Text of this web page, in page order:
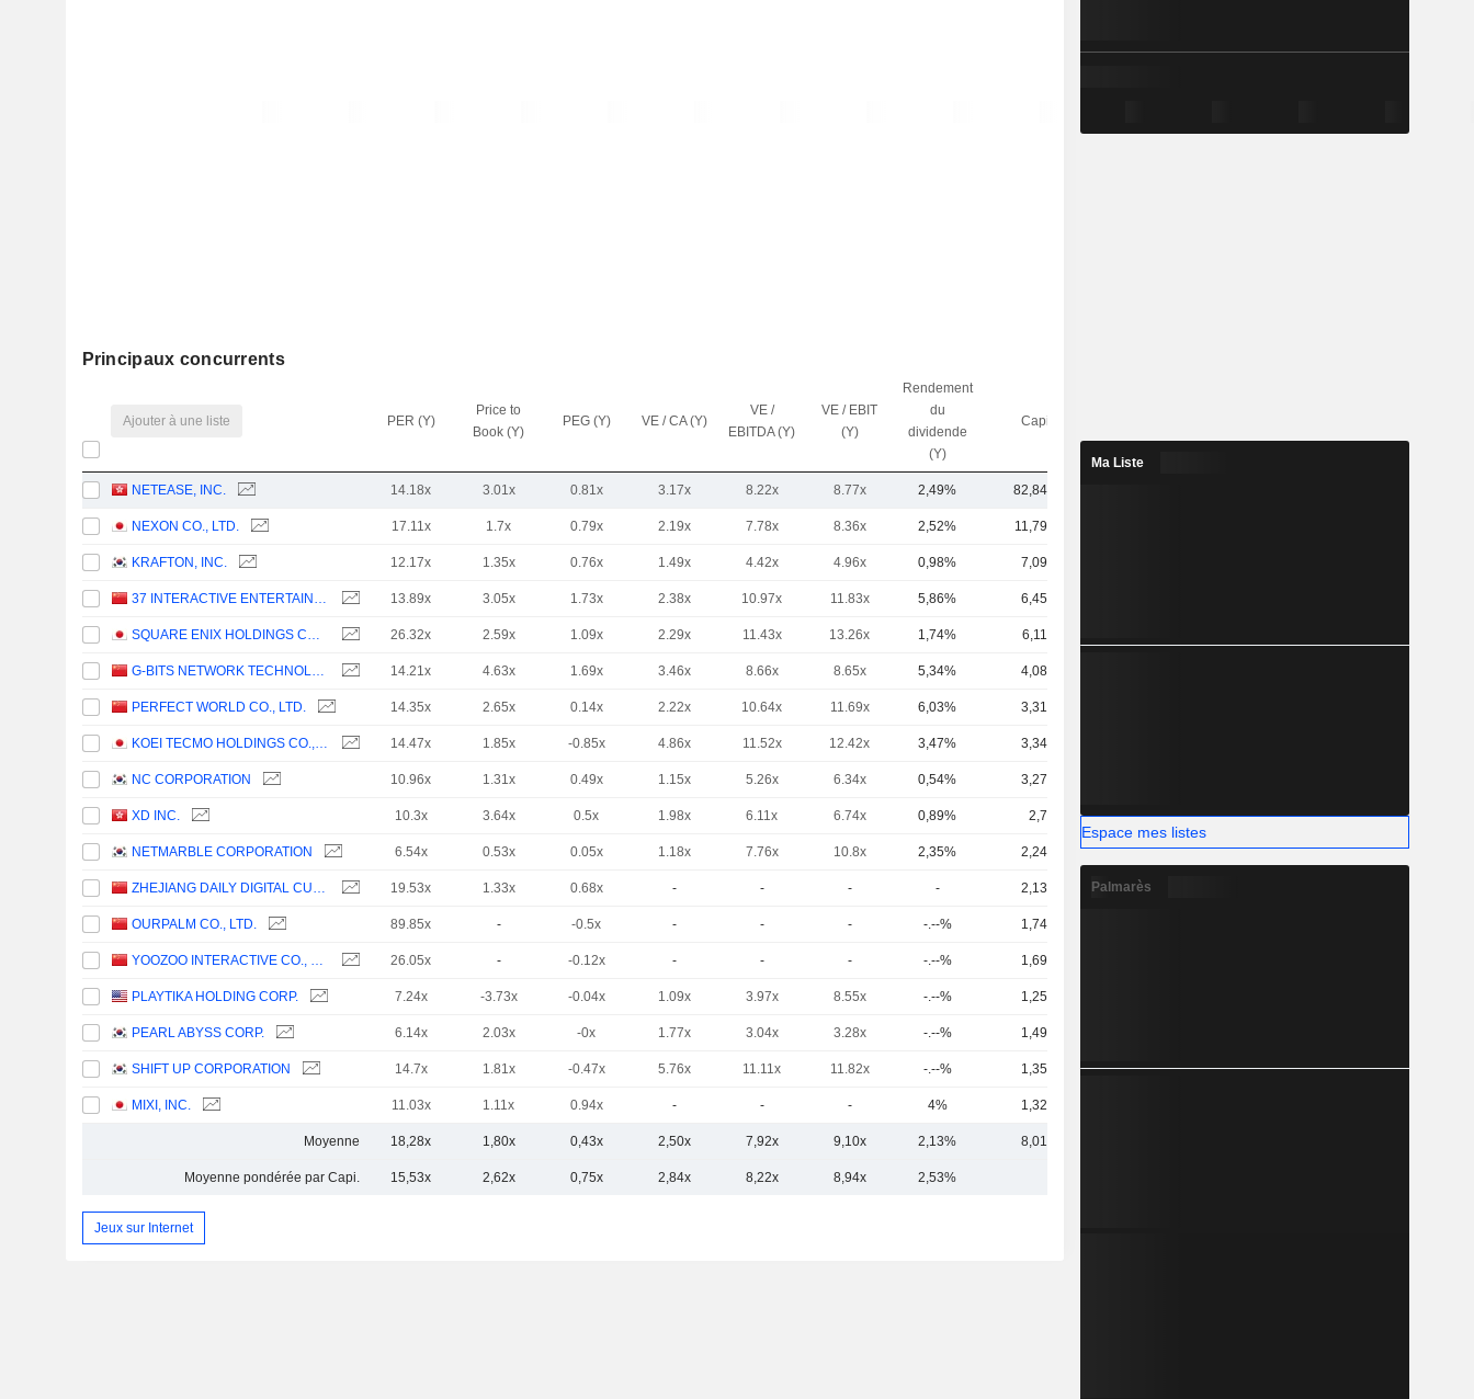
Principaux concurrents
Ajouter à une liste PER (Y)
Price to
Book (Y)
PEG (Y) VE / CA (Y)
VE /
EBITDA (Y)
VE / EBIT
(Y)
Rendement
du
dividende
(Y)
Capi.($)
NETEASE, INC. 14.18x 3.01x 0.81x 3.17x 8.22x 8.77x 2,49% 82,84 Md
NEXON CO., LTD. 17.11x 1.7x 0.79x 2.19x 7.78x 8.36x 2,52% 11,79 Md
KRAFTON, INC. 12.17x 1.35x 0.76x 1.49x 4.42x 4.96x 0,98% 7,09 Md
37 INTERACTIVE ENTERTAINMENT NETWORK TECHNOLOGY GROUP CO., LTD. 13.89x 3.05x 1.73x 2.38x 10.97x 11.83x 5,86% 6,45 Md
SQUARE ENIX HOLDINGS CO., LTD. 26.32x 2.59x 1.09x 2.29x 11.43x 13.26x 1,74% 6,11 Md
G-BITS NETWORK TECHNOLOGY (XIAMEN) CO., LTD. 14.21x 4.63x 1.69x 3.46x 8.66x 8.65x 5,34% 4,08 Md
PERFECT WORLD CO., LTD. 14.35x 2.65x 0.14x 2.22x 10.64x 11.69x 6,03% 3,31 Md
KOEI TECMO HOLDINGS CO., LTD. 14.47x 1.85x -0.85x 4.86x 11.52x 12.42x 3,47% 3,34 Md
NC CORPORATION 10.96x 1.31x 0.49x 1.15x 5.26x 6.34x 0,54% 3,27 Md
XD INC. 10.3x 3.64x 0.5x 1.98x 6.11x 6.74x 0,89% 2,7 Md
NETMARBLE CORPORATION 6.54x 0.53x 0.05x 1.18x 7.76x 10.8x 2,35% 2,24 Md
ZHEJIANG DAILY DIGITAL CULTURE GROUP CO.,LTD 19.53x 1.33x 0.68x - - - - 2,13 Md
OURPALM CO., LTD. 89.85x - -0.5x - - - -.--% 1,74 Md
YOOZOO INTERACTIVE CO., LTD. 26.05x - -0.12x - - - -.--% 1,69 Md
PLAYTIKA HOLDING CORP. 7.24x -3.73x -0.04x 1.09x 3.97x 8.55x -.--% 1,25 Md
PEARL ABYSS CORP. 6.14x 2.03x -0x 1.77x 3.04x 3.28x -.--% 1,49 Md
SHIFT UP CORPORATION 14.7x 1.81x -0.47x 5.76x 11.11x 11.82x -.--% 1,35 Md
MIXI, INC. 11.03x 1.11x 0.94x - - - 4% 1,32 Md
Moyenne 18,28x 1,80x 0,43x 2,50x 7,92x 9,10x 2,13% 8,01 Md
Moyenne pondérée par Capi. 15,53x 2,62x 0,75x 2,84x 8,22x 8,94x 2,53%
Jeux sur Internet
Ma Liste
Espace mes listes
Palmarès